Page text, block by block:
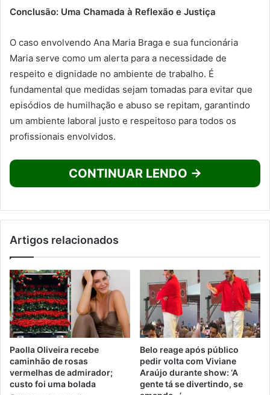
Conclusão: Uma Chamada à Reflexão e Justiça
O caso envolvendo Ana Maria Braga e sua funcionária
Maria serve como um alerta para a necessidade de
respeito e dignidade no ambiente de trabalho. É
fundamental que medidas sejam tomadas para evitar que
episódios de humilhação e abuso se repitam, garantindo
um ambiente laboral justo e respeitoso para todos os
profissionais envolvidos.
CONTINUAR LENDO →
Artigos relacionados
Paolla Oliveira recebe
caminhão de rosas
vermelhas de admirador;
custo foi uma bolada
Belo reage após público
pedir volta com Viviane
Araújo durante show: ‘A
gente tá se divertindo, se